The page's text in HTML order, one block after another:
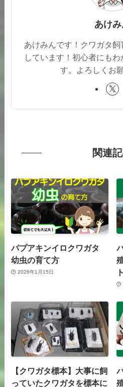
あけ
あけみんです！クワガタ
しています！初心者にも
す。よろしくお
関連
パプアキンイロクワガタ
幼虫の育て方
2026年1月15日
【クワガタ標本】大事に飼
っていたクワガタを標本に